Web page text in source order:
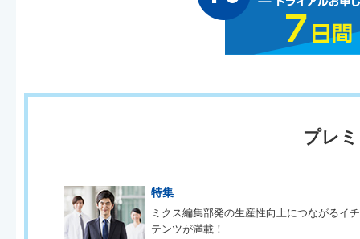
プレ
特集
ミクス編集部発の生産性向上につながるイ
テンツが満載！